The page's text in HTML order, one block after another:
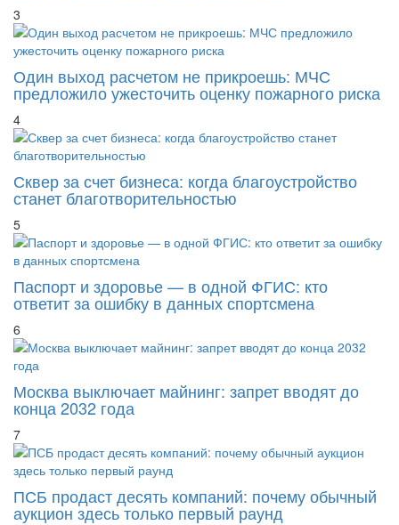
3
Один выход расчетом не прикроешь: МЧС
предложило ужесточить оценку пожарного риска
4
Сквер за счет бизнеса: когда благоустройство
станет благотворительностью
5
Паспорт и здоровье — в одной ФГИС: кто
ответит за ошибку в данных спортсмена
6
Москва выключает майнинг: запрет вводят до
конца 2032 года
7
ПСБ продаст десять компаний: почему обычный
аукцион здесь только первый раунд